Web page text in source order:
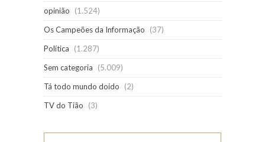
opinião
(1.524)
Os Campeões da Informação
(37)
Política
(1.287)
Sem categoria
(5.009)
Tá todo mundo doido
(2)
TV do Tião
(3)